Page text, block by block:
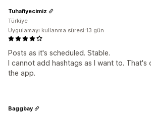
Posts as it's scheduled. Stable.
I cannot add hashtags as I want to.
the app.
Tuhafiyecimiz
Türkiye
Uygulamayı kullanma süresi:13 gün
Baggbay